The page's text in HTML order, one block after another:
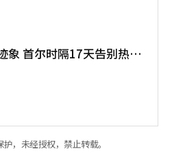
象 首尔时隔17天告别热带
，未经授权，禁止转载。